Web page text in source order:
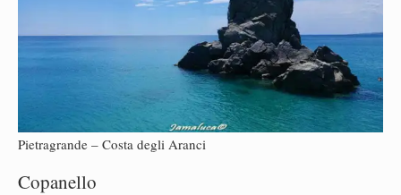
Pietragrande – Costa degli Aranci
Copanello